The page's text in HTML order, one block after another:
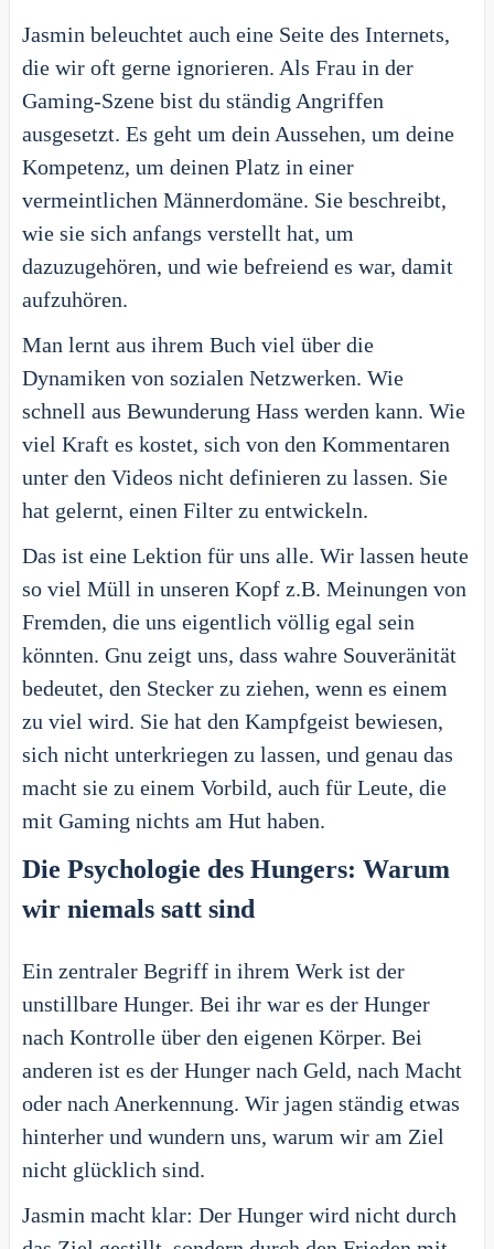
Jasmin beleuchtet auch eine Seite des Internets,
die wir oft gerne ignorieren. Als Frau in der
Gaming-Szene bist du ständig Angriffen
ausgesetzt. Es geht um dein Aussehen, um deine
Kompetenz, um deinen Platz in einer
vermeintlichen Männerdomäne. Sie beschreibt,
wie sie sich anfangs verstellt hat, um
dazuzugehören, und wie befreiend es war, damit
aufzuhören.
Man lernt aus ihrem Buch viel über die
Dynamiken von sozialen Netzwerken. Wie
schnell aus Bewunderung Hass werden kann. Wie
viel Kraft es kostet, sich von den Kommentaren
unter den Videos nicht definieren zu lassen. Sie
hat gelernt, einen Filter zu entwickeln.
Das ist eine Lektion für uns alle. Wir lassen heute
so viel Müll in unseren Kopf z.B. Meinungen von
Fremden, die uns eigentlich völlig egal sein
könnten. Gnu zeigt uns, dass wahre Souveränität
bedeutet, den Stecker zu ziehen, wenn es einem
zu viel wird. Sie hat den Kampfgeist bewiesen,
sich nicht unterkriegen zu lassen, und genau das
macht sie zu einem Vorbild, auch für Leute, die
mit Gaming nichts am Hut haben.
Die Psychologie des Hungers: Warum
wir niemals satt sind
Ein zentraler Begriff in ihrem Werk ist der
unstillbare Hunger. Bei ihr war es der Hunger
nach Kontrolle über den eigenen Körper. Bei
anderen ist es der Hunger nach Geld, nach Macht
oder nach Anerkennung. Wir jagen ständig etwas
hinterher und wundern uns, warum wir am Ziel
nicht glücklich sind.
Jasmin macht klar: Der Hunger wird nicht durch